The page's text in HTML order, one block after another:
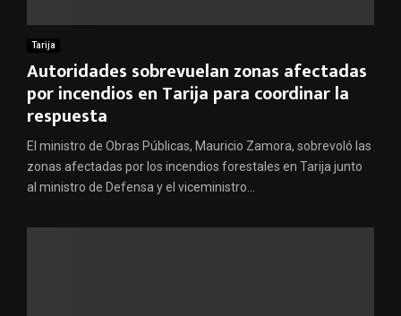
Tarija
Autoridades sobrevuelan zonas afectadas
por incendios en Tarija para coordinar la
respuesta
El ministro de Obras Públicas, Mauricio Zamora, sobrevoló las
zonas afectadas por los incendios forestales en Tarija junto
al ministro de Defensa y el viceministro...